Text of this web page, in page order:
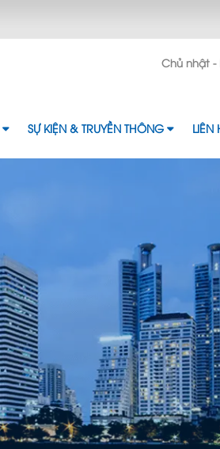
Chủ nhật -
SỰ KIỆN & TRUYỀN THÔNG LIÊN